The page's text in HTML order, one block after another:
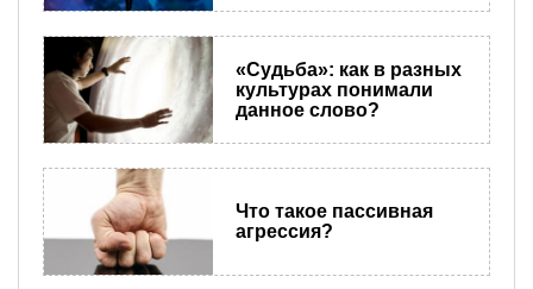
«Судьба»: как в разных
культурах понимали
данное слово?
Что такое пассивная
агрессия?